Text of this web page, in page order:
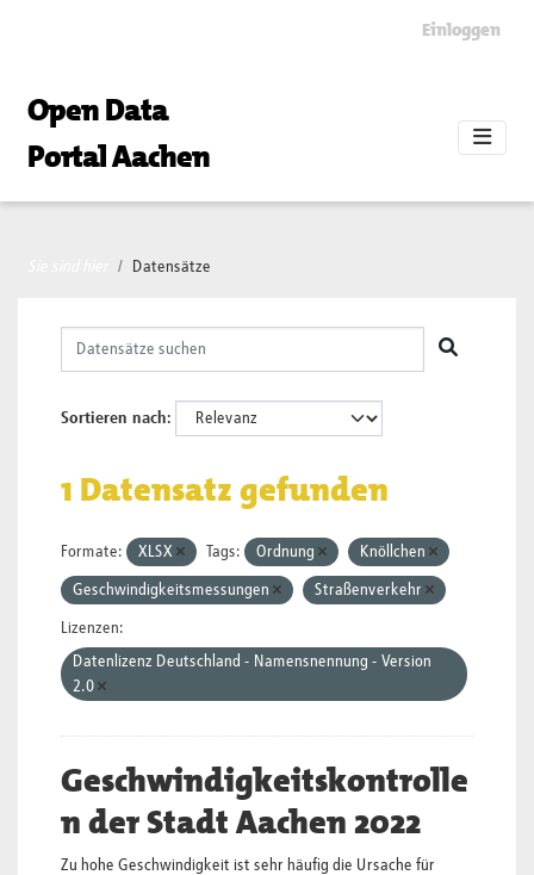
Einloggen
Open Data
Portal Aachen
Datensätze
Sortieren nach
1 Datensatz gefunden
Formate: XLSX Tags: Ordnung Knöllchen
Geschwindigkeitsmessungen Straßenverkehr
Lizenzen:
Datenlizenz Deutschland - Namensnennung - Version
2.0
Geschwindigkeitskontrolle
n der Stadt Aachen 2022
Zu hohe Geschwindigkeit ist sehr häufig die Ursache für